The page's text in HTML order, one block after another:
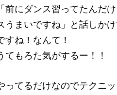
前にダンス習ってたんだ
うまいですね」と話しか
すね！なんて！
てもろた気がするー！！
ってるだけなのでテクニ